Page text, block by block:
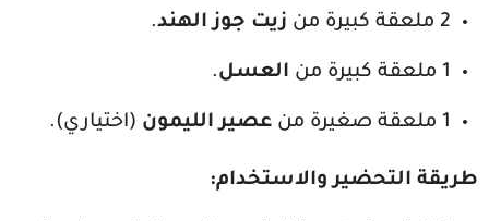
2 ملعقة كبيرة من زيت جوز الهند.
1 ملعقة كبيرة من العسل.
1 ملعقة صغيرة من عصير الليمون (اختياري).
طريقة التحضير والاستخدام: